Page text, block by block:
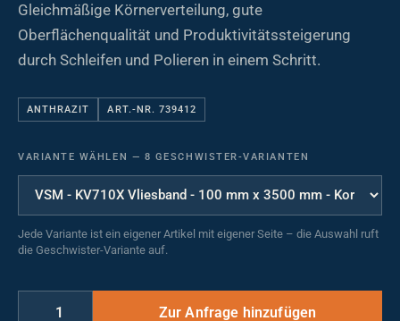
Gleichmäßige Körnerverteilung, gute
Oberflächenqualität und Produktivitätssteigerung
durch Schleifen und Polieren in einem Schritt.
ANTHRAZIT ART.-NR. 739412
VARIANTE WÄHLEN — 8 GESCHWISTER-VARIANTEN
Jede Variante ist ein eigener Artikel mit eigener Seite – die Auswahl ruft
die Geschwister-Variante auf.